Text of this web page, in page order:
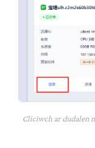
Cliciwch ar dudalen